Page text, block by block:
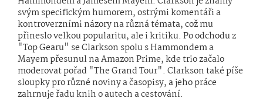
svým specifickým humorem, ostrými komentáři a
kontroverzními názory na různá témata, což mu
přineslo velkou popularitu, ale i kritiku. Po odchodu z
"Top Gearu" se Clarkson spolu s Hammondem a
Mayem přesunul na Amazon Prime, kde trio začalo
moderovat pořad "The Grand Tour". Clarkson také píše
sloupky pro různé noviny a časopisy, a jeho práce
zahrnuje řadu knih o autech a cestování.